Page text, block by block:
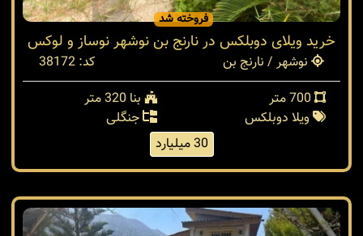
فروخته شد
خرید ویلای دوبلکس در نارنج بن نوشهر نوساز و لوکس
نوشهر / نارنج بن
کد: 38172
بنا 320 متر
ویلا دوبلکس
جنگلی
30 میلیارد